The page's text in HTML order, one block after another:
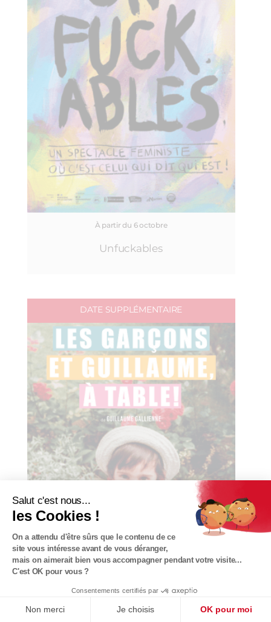
À partir du 6 octobre
Unfuckables
DATE SUPPLÉMENTAIRE
Salut c'est nous...
les Cookies !
On a attendu d'être sûrs que le contenu de ce
site vous intéresse avant de vous déranger,
mais on aimerait bien vous accompagner pendant votre visite...
C'est OK pour vous ?
Consentements certifiés par
Non merci Je choisis OK pour moi